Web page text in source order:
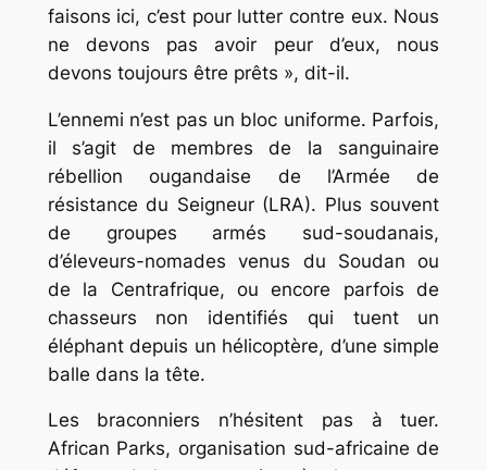
faisons ici, c’est pour lutter contre eux. Nous
ne devons pas avoir peur d’eux, nous
devons toujours être prêts », dit-il.
L’ennemi n’est pas un bloc uniforme. Parfois,
il s’agit de membres de la sanguinaire
rébellion ougandaise de l’Armée de
résistance du Seigneur (LRA). Plus souvent
de groupes armés sud-soudanais,
d’éleveurs-nomades venus du Soudan ou
de la Centrafrique, ou encore parfois de
chasseurs non identifiés qui tuent un
éléphant depuis un hélicoptère, d’une simple
balle dans la tête.
Les braconniers n’hésitent pas à tuer.
African Parks, organisation sud-africaine de